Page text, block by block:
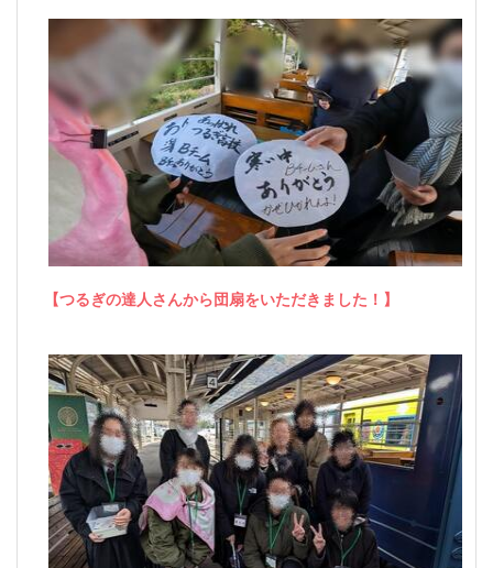
【つるぎの達人さんから団扇をいただきました！】